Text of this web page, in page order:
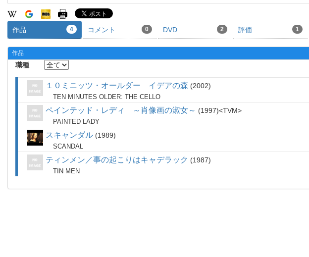
作品 4 コメント 0 DVD 2 評価 1
作品
職種
１０ミニッツ・オールダー イデアの森 2002
TEN MINUTES OLDER: THE CELLO
ペインテッド・レディ ～肖像画の淑女～ 1997 TVM
PAINTED LADY
スキャンダル 1989
SCANDAL
ティンメン／事の起こりはキャデラック 1987
TIN MEN